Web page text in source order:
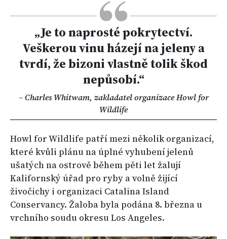
„Je to naprosté pokrytectví.
Veškerou vinu házejí na jeleny a
tvrdí, že bizoni vlastně tolik škod
nepůsobí.“
– Charles Whitwam, zakladatel organizace Howl for
Wildlife
Howl for Wildlife patří mezi několik organizací,
které kvůli plánu na úplné vyhubení jelenů
ušatých na ostrově během pěti let žalují
Kalifornský úřad pro ryby a volně žijící
živočichy i organizaci Catalina Island
Conservancy. Žaloba byla podána 8. března u
vrchního soudu okresu Los Angeles.